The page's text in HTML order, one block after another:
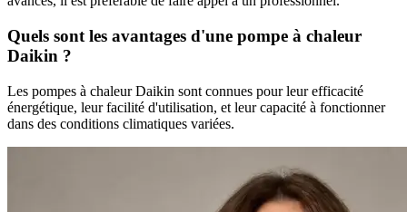
Quels sont les avantages d'une pompe à chaleur
Daikin ?
Les pompes à chaleur Daikin sont connues pour leur efficacité
énergétique, leur facilité d'utilisation, et leur capacité à fonctionner
dans des conditions climatiques variées.